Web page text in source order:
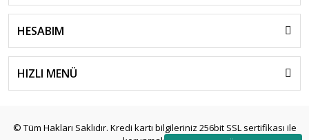
HESABIM
HIZLI MENÜ
© Tüm Hakları Saklıdır. Kredi kartı bilgileriniz 256bit SSL sertifikası ile